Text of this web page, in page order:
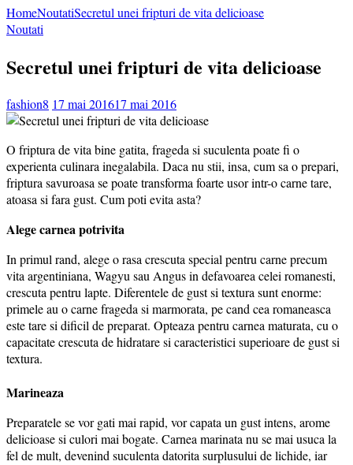
HomeNoutatiSecretul unei fripturi de vita delicioase
Noutati
Secretul unei fripturi de vita delicioase
fashion8 17 mai 201617 mai 2016
O friptura de vita bine gatita, frageda si suculenta poate fi o
experienta culinara inegalabila. Daca nu stii, insa, cum sa o prepari,
friptura savuroasa se poate transforma foarte usor intr-o carne tare,
atoasa si fara gust. Cum poti evita asta?
Alege carnea potrivita
In primul rand, alege o rasa crescuta special pentru carne precum
vita argentiniana, Wagyu sau Angus in defavoarea celei romanesti,
crescuta pentru lapte. Diferentele de gust si textura sunt enorme:
primele au o carne frageda si marmorata, pe cand cea romaneasca
este tare si dificil de preparat. Opteaza pentru carnea maturata, cu o
capacitate crescuta de hidratare si caracteristici superioare de gust si
textura.
Marineaza
Preparatele se vor gati mai rapid, vor capata un gust intens, arome
delicioase si culori mai bogate. Carnea marinata nu se mai usuca la
fel de mult, devenind suculenta datorita surplusului de lichide, iar